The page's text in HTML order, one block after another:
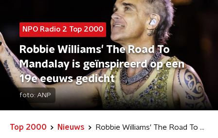
NPO Radio 2 Top 2000
Robbie Williams' The Road To
Mandalay is geïnspireerd op een
19e eeuws gedicht
foto: ANP
Top 2000 Nieuws Robbie Williams' The Road To Mandalay is geïnspireerd op een 19e eeuws gedicht